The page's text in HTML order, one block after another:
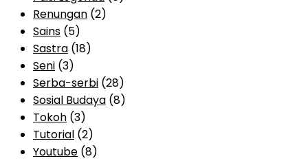
Renungan (2)
Sains (5)
Sastra (18)
Seni (3)
Serba-serbi (28)
Sosial Budaya (8)
Tokoh (3)
Tutorial (2)
Youtube (8)